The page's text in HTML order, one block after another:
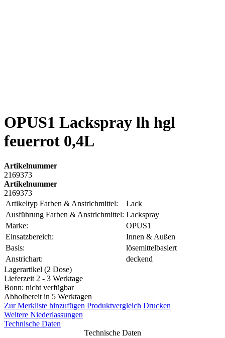
OPUS1 Lackspray lh hgl
feuerrot 0,4L
Artikelnummer
2169373
Artikelnummer
2169373
Artikeltyp Farben & Anstrichmittel:
Lack
Ausführung Farben & Anstrichmittel: Lackspray
Marke:
OPUS1
Einsatzbereich:
Innen & Außen
Basis:
lösemittelbasiert
Anstrichart:
deckend
Lagerartikel (2 Dose)
Lieferzeit 2 - 3 Werktage
Bonn: nicht verfügbar
Abholbereit in 5 Werktagen
Zur Merkliste hinzufügen Produktvergleich Drucken
Weitere Niederlassungen
Technische Daten
Technische Daten